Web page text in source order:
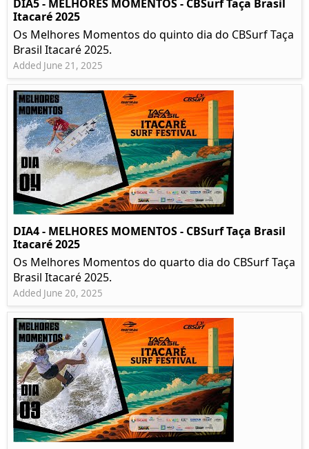
DIA5 - MELHORES MOMENTOS - CBSurf Taça Brasil
Itacaré 2025
Os Melhores Momentos do quinto dia do CBSurf Taça
Brasil Itacaré 2025.
Added June 21, 2025
DIA4 - MELHORES MOMENTOS - CBSurf Taça Brasil
Itacaré 2025
Os Melhores Momentos do quarto dia do CBSurf Taça
Brasil Itacaré 2025.
Added June 20, 2025